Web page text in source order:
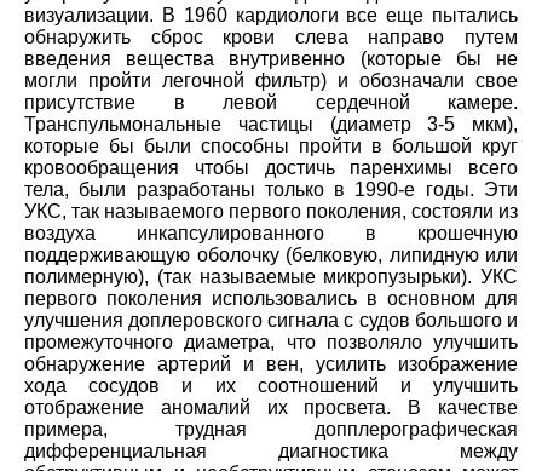
визуализации. В 1960 кардиологи все еще пытались
обнаружить сброс крови слева направо путем
введения вещества внутривенно (которые бы не
могли пройти легочной фильтр) и обозначали свое
присутствие в левой сердечной камере.
Транспульмональные частицы (диаметр 3-5 мкм),
которые бы были способны пройти в большой круг
кровообращения чтобы достичь паренхимы всего
тела, были разработаны только в 1990-е годы. Эти
УКС, так называемого первого поколения, состояли из
воздуха инкапсулированного в крошечную
поддерживающую оболочку (белковую, липидную или
полимерную), (так называемые микропузырьки). УКС
первого поколения использовались в основном для
улучшения доплеровского сигнала с судов большого и
промежуточного диаметра, что позволяло улучшить
обнаружение артерий и вен, усилить изображение
хода сосудов и их соотношений и улучшить
отображение аномалий их просвета. В качестве
примера, трудная допплерографическая
дифференциальная диагностика между